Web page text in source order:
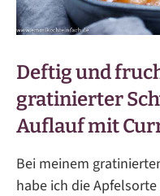
Deftig und
gratinierter
Auflauf mit
Bei meinem
habe ich die